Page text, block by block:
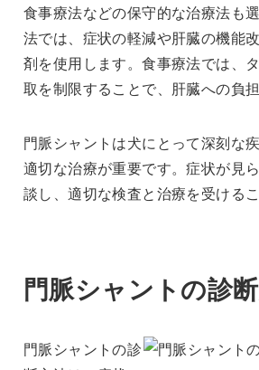
食事療法などの保守的な治療法も
法では、症状の軽減や肝臓の機能
剤を使用します。食事療法では、
取を制限することで、肝臓への負担
門脈シャントは犬にとって深刻な
適切な治療が重要です。症状が見
談し、適切な検査と治療を受ける
門脈シャントの診
門脈シャントの診